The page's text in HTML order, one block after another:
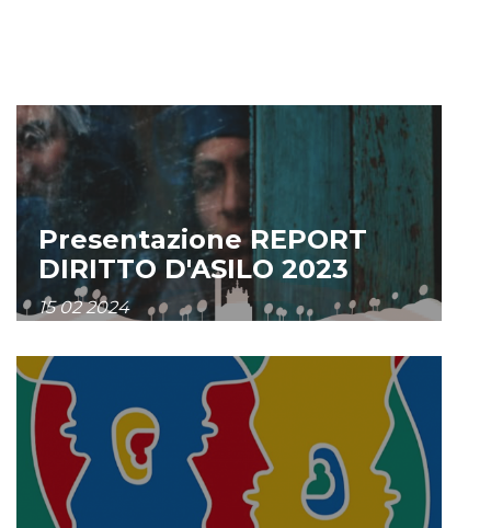
Presentazione REPORT
DIRITTO D'ASILO 2023
15 02 2024